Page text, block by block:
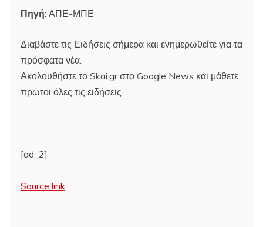
Πηγή: ΑΠΕ-ΜΠΕ
Διαβάστε τις Ειδήσεις σήμερα και ενημερωθείτε για τα
πρόσφατα νέα.
Ακολουθήστε το Skai.gr στο Google News και μάθετε
πρώτοι όλες τις ειδήσεις.
[ad_2]
Source link